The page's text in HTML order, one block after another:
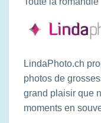
LindaPhoto.ch
photos de
grand plaisir que
moments en